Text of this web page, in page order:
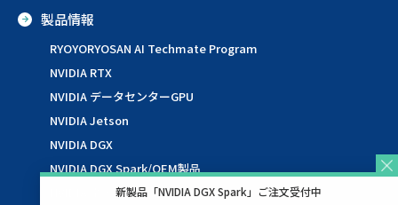
新製品「NVIDIA DGX Spark」ご注文受付中
製品情報
RYOYORYOSAN AI Techmate Program
NVIDIA RTX
NVIDIA データセンターGPU
NVIDIA Jetson
NVIDIA DGX
NVIDIA DGX Spark/OEM製品
NVIDIA ネットワーキング